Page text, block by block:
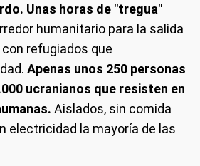
Unas horas de "tregua"
humanitario para la salida
refugiados que
Apenas unos 250 personas
ucranianos que resisten en
Aislados, sin comida
electricidad la mayoría de las